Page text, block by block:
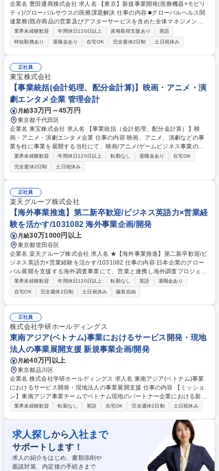
企業名 豊田通商株式会社 求人名 【東京】新規事業開発(医療機器×モビリ
ティ)/グローバルサウスの医療課題解決 仕事の内容 ■グローバルヘルス関
連業務(既存商品の営業及びアフターサービスを含めた全体マネジメント
や新規商品開発及びパートナーの開拓)やODAビジネスの推進(入札ビジネ
スの一連業務の遂行)をお任せします。 【募集背景】医療機器xモビリティ
の掛け合わせのビジネスとして、ワクチン保冷輸送車、X線診断車を手掛
けており、ワクチン保冷輸送車は付加価値を付け、市場特性に合わせた取
り組み、X線診断車は国際保健機関を通した販売と次のステージを目指し
ています。医療機器メーカーとの接点も多くあり、日本政府無償ODAや国
際調達をベースとした新たなビジネス構築の可能性を広げていきたいと考
えております。 募集職種 【東京】新規事業開発(医療機器×モビリティ)/グ
ローバルサウスの医療課題解決
業界未経験歓迎 年間休日120日以上 資格取得支援あり
英語
時短勤務あり
退職金あり 在宅OK 完全週休2日制 土日祝休み
正社員
東宝株式会社
【事業統括(会計処理、配分金計算)】映画・アニメ・演
劇エンタメ企業 管理会計
月給33万円～45万円
東京都千代田区
企業名 東宝株式会社 求人名 【事業統括（会計処理、配分金計算）】映
画・アニメ・演劇エンタメ企業 仕事の内容 映画、アニメ、演劇などの事
業を柱に事業を展開する当社にて、映画/アニメ/ゲームビジネス事業の戦
略推進における会計処理、配分金計算をお任せします。※経理・財務経験
者歓迎です。 ・映画/アニメ事業の会計伝票処理を主とした経理業務・損
益計算 ・各作品の著作権者(幹事会社・ライセンサー・原作者・脚本家・
監督等)に対する配分および権利処理業務(レポート作成・報告・支払等) ・
上記の業務で使用する配分金計算システムの管理・運用 ・各営業部門にま
たがる庶務業務 募集職種 【事業統括（会計処理、配分金計算）】映画・
アニメ・演劇エンタメ企業
業界未経験歓迎 年間休日120日以上 転勤なし 退職金あり
在宅OK
完全週休2日制
土日祝休み
正社員
楽天グループ株式会社
【海外事業推進】第二新卒歓迎/ビジネス英語力×営業経
験を活かす/1031082 海外事業企画/開発
月給30万1000円以上
東京都世田谷区
企業名 楽天グループ株式会社 求人名 ★【海外事業推進】第二新卒歓迎/ビ
ジネス英語力×営業経験を活かす/1031082 仕事の内容 日本企業のグロー
バル展開を支援する海外調査事業にて、営業と連携し海外調査プロジェク
トを成功へ導くコアメンバーを募集。英語力を活かし、マーケティングの
プロへステップアップできる環境です。 ■顧客のニーズに応じた最適な海
外調査プランの提案・見積・スケジュール作成 ■受注後の調査オペレーシ
ョン円滑化に向けた、社内外チームとの折協やサポート ■売上拡大に向け
た営業戦略・プロモーション施策の立案および実行 ■市場動向や競合分析
に基づく戦略提案、新規プロダクトの開発支援 ■海外調査パートナーやグ
ローバル社との連携、進捗・品質管理、新規開拓 募集職種 ★【海外事業
推進】第二新卒歓迎/ビジネス英語力×営業経験を活かす/1031082
業界未経験歓迎 年間休日120日以上 転勤なし 英語
退職金あり
在宅OK
完全週休2日制 土日祝休み 服装自由
正社員
株式会社学研ホールディングス
東南アジア(ベトナム)事業におけるサービス開発・現地
法人の事業展開支援 新規事業企画/開発
月給40万円以上
東京都品川区
企業名 株式会社学研ホールディングス 求人名 東南アジア(ベトナム)事業
におけるサービス開発・現地法人の事業展開支援 仕事の内容 【ミッショ
ン】東南アジア事業チームでベトナム現地のパートナー企業における新規
事業創出や日本市場進出を支援すること等を通じてパートナー企業のバリ
められる商品やサービスを調達し、パートナー企業とともにプロジェクト
を推進【詳細】1：パートナー企業の戦略と事業領域、ベトナム市場を理
解し、事業拡充に必要なコンテンツを検討、調達 2：調達したコンテンツ
についてビジネスモデルの仮説を立案し、パイロット事業を通して仮説検
証する 3.：パートナー企業に対して、コンテンツの営業戦略・施策立案の
サポートを行う4. 一連の作業工程を見える化,フロー構築 募集職種 東南ア
業界未経験歓迎 転勤なし 英語 在宅OK 完全週休2日制 土日祝休み
求人探しから 入社まで
サポートします！
求人の紹介をはじめ、書類添削や
面談対策、内定後の手続きまで